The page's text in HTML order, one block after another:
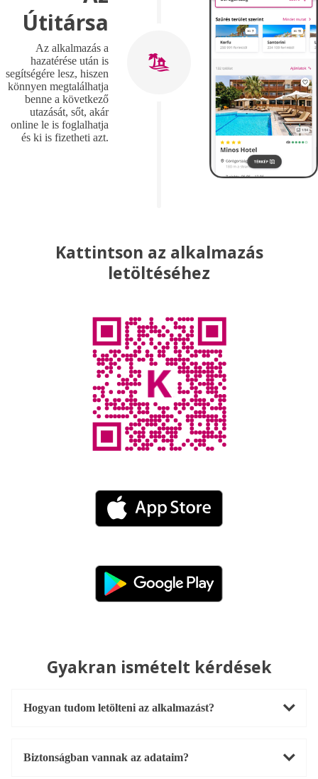
Útitársa
Az alkalmazás a
hazatérése után is
segítségére lesz, hiszen
könnyen megtalálhatja
benne a következő
utazását, sőt, akár
online le is foglalhatja
és ki is fizetheti azt.
Kattintson az alkalmazás
letöltéséhez
Gyakran ismételt kérdések
Hogyan tudom letölteni az alkalmazást?
Biztonságban vannak az adataim?